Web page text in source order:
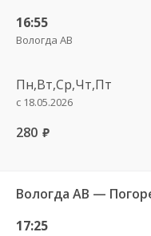
16:55
Вологда АВ
Пн,Вт,Ср,Чт,Пт
с 18.05.2026
280 руб.
17:25